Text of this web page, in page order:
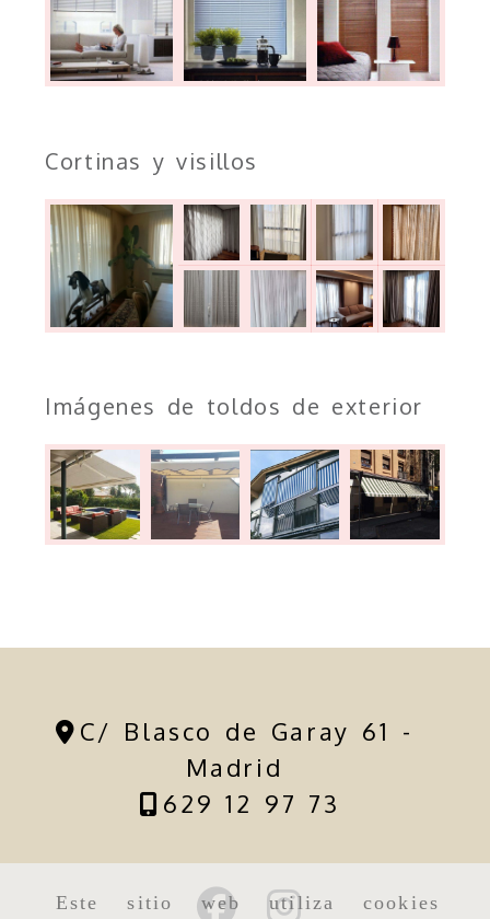
Este sitio web utiliza cookies
Cortinas y visillos
Imágenes de toldos de exterior
C/ Blasco de Garay 61 -
Madrid
629 12 97 73